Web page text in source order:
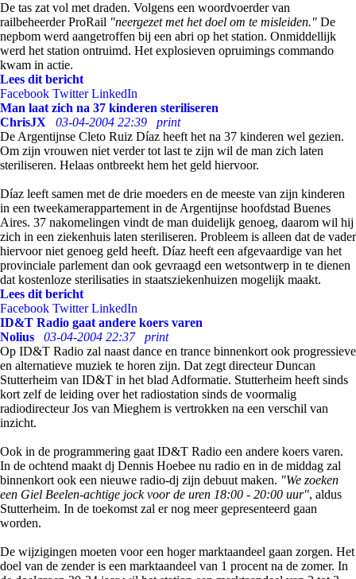
De tas zat vol met draden. Volgens een woordvoerder van
railbeheerder ProRail "neergezet met het doel om te misleiden." De
nepbom werd aangetroffen bij een abri op het station. Onmiddellijk
werd het station ontruimd. Het explosieven opruimings commando
kwam in actie.
Lees dit bericht
Facebook Twitter LinkedIn
Man laat zich na 37 kinderen steriliseren
ChrisJX
03-04-2004 22:39
print
De Argentijnse Cleto Ruiz Díaz heeft het na 37 kinderen wel gezien.
Om zijn vrouwen niet verder tot last te zijn wil de man zich laten
steriliseren. Helaas ontbreekt hem het geld hiervoor.
Díaz leeft samen met de drie moeders en de meeste van zijn kinderen
in een tweekamerappartement in de Argentijnse hoofdstad Buenes
Aires. 37 nakomelingen vindt de man duidelijk genoeg, daarom wil hij
zich in een ziekenhuis laten steriliseren. Probleem is alleen dat de vader
hiervoor niet genoeg geld heeft. Díaz heeft een afgevaardige van het
provinciale parlement dan ook gevraagd een wetsontwerp in te dienen
dat kostenloze sterilisaties in staatsziekenhuizen mogelijk maakt.
Lees dit bericht
Facebook Twitter LinkedIn
ID&T Radio gaat andere koers varen
Nolius
03-04-2004 22:37
print
Op ID&T Radio zal naast dance en trance binnenkort ook progressieve
en alternatieve muziek te horen zijn. Dat zegt directeur Duncan
Stutterheim van ID&T in het blad Adformatie. Stutterheim heeft sinds
kort zelf de leiding over het radiostation sinds de voormalig
radiodirecteur Jos van Mieghem is vertrokken na een verschil van
inzicht.
Ook in de programmering gaat ID&T Radio een andere koers varen.
In de ochtend maakt dj Dennis Hoebee nu radio en in de middag zal
binnenkort ook een nieuwe radio-dj zijn debuut maken. "We zoeken
een Giel Beelen-achtige jock voor de uren 18:00 - 20:00 uur", aldus
Stutterheim. In de toekomst zal er nog meer gepresenteerd gaan
worden.
De wijzigingen moeten voor een hoger marktaandeel gaan zorgen. Het
doel van de zender is een marktaandeel van 1 procent na de zomer. In